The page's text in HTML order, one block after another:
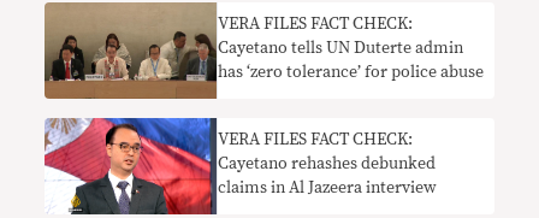
VERA FILES FACT CHECK:
Cayetano tells UN Duterte admin
has ‘zero tolerance’ for police abuse
​VERA FILES FACT CHECK:
Cayetano rehashes debunked
claims in Al Jazeera interview